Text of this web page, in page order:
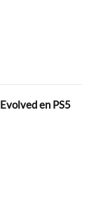
en PS5